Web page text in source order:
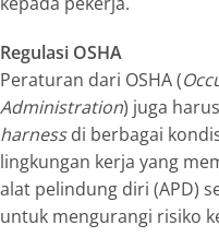
Regulasi OSHA
Peraturan dari OSHA (
Administration) juga
harnessdi berbagai
lingkungan kerja yang
alat pelindung diri (APD)
untuk mengurangi risiko